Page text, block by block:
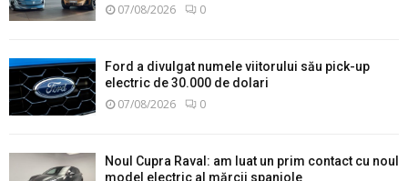
07/08/2026 0
Ford a divulgat numele viitorului său pick-up
electric de 30.000 de dolari
07/08/2026 0
Noul Cupra Raval: am luat un prim contact cu noul
model electric al mărcii spaniole